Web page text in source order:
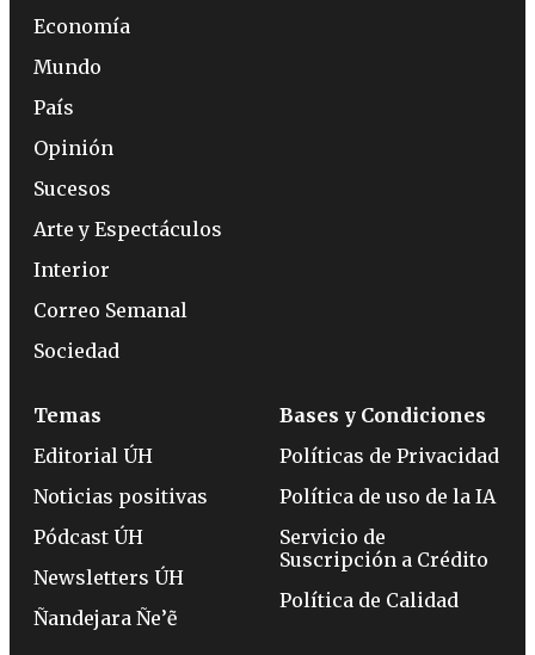
Economía
Mundo
País
Opinión
Sucesos
Arte y Espectáculos
Interior
Correo Semanal
Sociedad
Temas
Editorial ÚH
Noticias positivas
Pódcast ÚH
Newsletters ÚH
Ñandejara Ñe’ẽ
Bases y Condiciones
Políticas de Privacidad
Política de uso de la IA
Servicio de
Suscripción a Crédito
Política de Calidad